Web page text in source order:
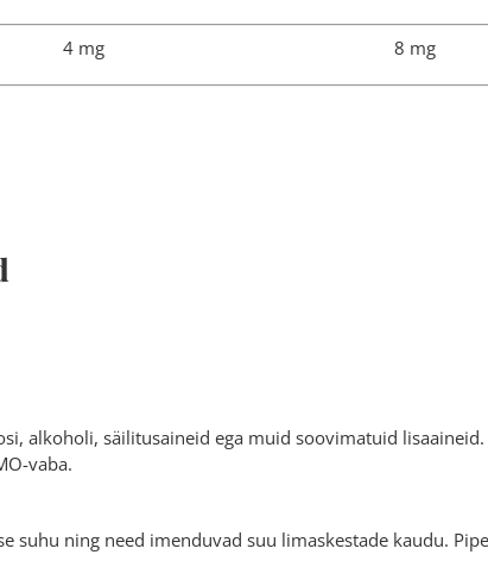
4 mg 8
alkoholi, säilitusaineid ega muid soovimatuid
vaba.
suhu ning need imenduvad suu limaskestade kaudu.